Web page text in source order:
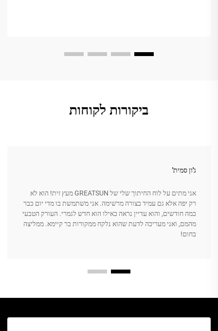
ביקורות לקוחות
ג'ון סמית'
אני מתים על לוח החיתוך שלי של GREATSUN מעץ זית! הוא לא
רק יפה אלא גם עמיד בצורה מרשימה. אני משתמשת בו מדי יום כבר
כמה חודשים, והוא עדיין נראה כאילו הוא חדש לגמרי. העורק הטבעי
מהמם, ואני מעריכה לדעת שהוא נלקח ממקורות בר קיימא. ממליצה
בחום!